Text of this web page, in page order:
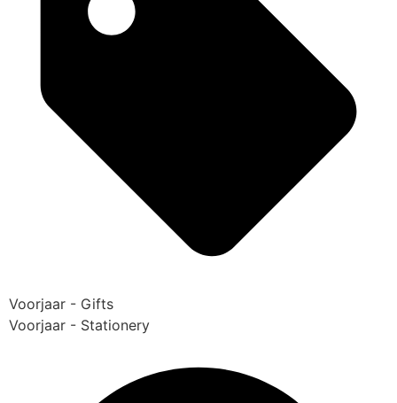
Voorjaar - Gifts
Voorjaar - Stationery